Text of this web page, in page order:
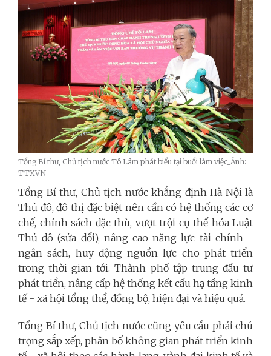
Tổng Bí thư, Chủ tịch nước Tô Lâm phát biểu tại buổi làm việc_Ảnh:
TTXVN
Tổng Bí thư, Chủ tịch nước khẳng định Hà Nội là
Thủ đô, đô thị đặc biệt nên cần có hệ thống các cơ
chế, chính sách đặc thù, vượt trội cụ thể hóa Luật
Thủ đô (sửa đổi), nâng cao năng lực tài chính -
ngân sách, huy động nguồn lực cho phát triển
trong thời gian tới. Thành phố tập trung đầu tư
phát triển, nâng cấp hệ thống kết cấu hạ tầng kinh
tế - xã hội tổng thể, đồng bộ, hiện đại và hiệu quả.
Tổng Bí thư, Chủ tịch nước cũng yêu cầu phải chú
trọng sắp xếp, phân bố không gian phát triển kinh